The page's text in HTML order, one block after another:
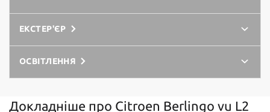
ЕКСТЕР'ЄР
ОСВІТЛЕННЯ
Докладніше про Citroen Berlingo vu L2